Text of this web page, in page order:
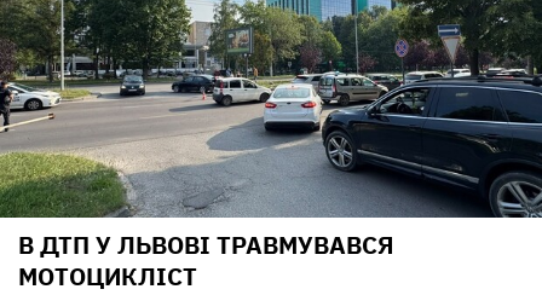
В ДТП У ЛЬВОВІ ТРАВМУВАВСЯ
МОТОЦИКЛІСТ